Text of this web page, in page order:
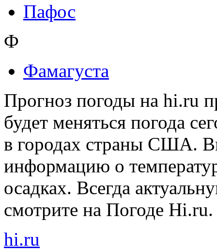
Пафос
Ф
Фамагуста
Прогноз погоды на hi.ru
будет меняться погода
в городах страны США.
информацию о
осадках. Всегда
смотрите на Погоде Hi.ru.
hi.ru